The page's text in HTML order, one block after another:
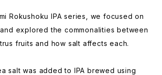
Rokushoku IPA series, we focused on
explored the commonalities between
fruits and how salt affects each.
salt was added to IPA brewed using